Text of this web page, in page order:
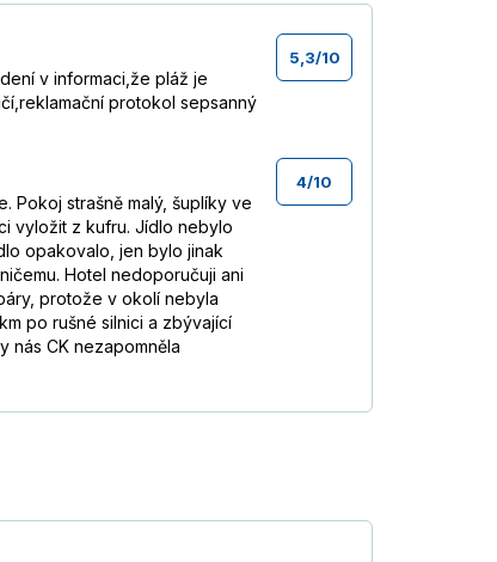
v informaci,že pláž je
protokol sepsanný
5,3/10
Pokoj strašně malý, šuplíky ve
vyložit z kufru. Jídlo nebylo
opakovalo, jen bylo jinak
Hotel nedoporučuji ani
protože v okolí nebyla
po rušné silnici a zbývající
nás CK nezapomněla
4/10